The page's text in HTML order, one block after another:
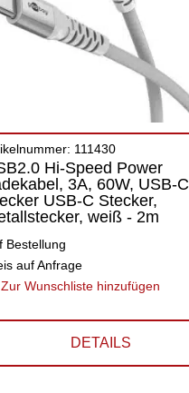
111430
Hi-Speed Power
3A, 60W, USB-C
USB-C Stecker,
weiß - 2m
Bestellung
auf Anfrage
Zur Wunschliste hinzufügen
DETAILS